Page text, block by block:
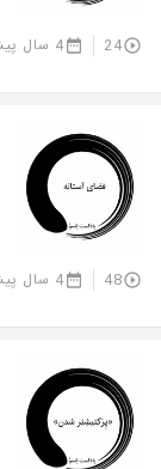
24 4 سال پیش
48 4 سال پیش